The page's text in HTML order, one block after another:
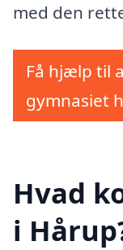
med den
Få hjælp til
gymnasiet
Hvad
i